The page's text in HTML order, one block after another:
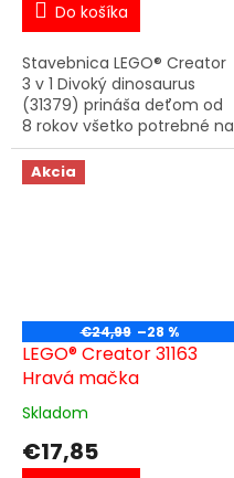
Do košíka
Stavebnica LEGO® Creator
3 v 1 Divoký dinosaurus
(31379) prináša deťom od
8 rokov všetko potrebné na
to, aby si mohli vychutnať
nekonečné praveké
dobrodružstvá. Táto
Akcia
€24,99 –28 %
LEGO® Creator 31163
Hravá mačka
Skladom
€17,85